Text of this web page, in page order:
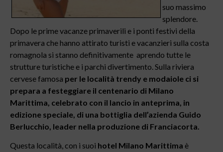
suo massimo
splendore.
Dopo le prime vacanze primaverili e i ponti festivi della
primavera che hanno attirato turisti e vacanzieri sulla costa
romagnola si stanno definitivamente aprendo tutte le
strutture turistiche e i parchi divertimento. Sulla riviera
cervese famosa per le località trendy e modaiole ci si
prepara a festeggiare il centenario di Milano
Marittima, celebrato con il lancio in anteprima, in
edizione speciale, di una bottiglia dell’azienda Guido
Berlucchio, leader nella produzione di Franciacorta.
Questa località, con i suoi hotel Milano Marittima è